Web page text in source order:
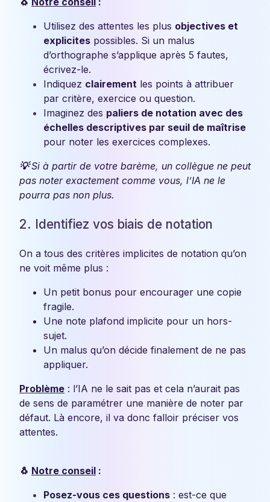
Utilisez des attentes les plus objectives et
explicites possibles. Si un malus
d’orthographe s’applique après 5 fautes,
écrivez-le.
Indiquez clairement les points à attribuer
par critère, exercice ou question.
Imaginez des paliers de notation avec des
échelles descriptives par seuil de maîtrise
pour noter les exercices complexes.
💡Si à partir de votre barème, un collègue ne peut
pas noter exactement comme vous, l’IA ne le
pourra pas non plus.
2. Identifiez vos biais de notation
On a tous des critères implicites de notation qu’on
ne voit même plus :
Un petit bonus pour encourager une copie
fragile.
Une note plafond implicite pour un hors-
sujet.
Un malus qu’on décide finalement de ne pas
appliquer.
Problème : l’IA ne le sait pas et cela n’aurait pas
de sens de paramétrer une manière de noter par
défaut. Là encore, il va donc falloir préciser vos
attentes.
🐧 Notre conseil :
Posez-vous ces questions : est-ce que